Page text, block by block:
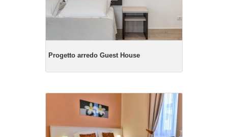
Progetto arredo Guest House